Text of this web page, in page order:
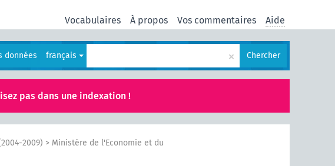
Vocabulaires À propos Vos commentaires Aide
données français × Chercher
pas dans une indexation !
2009) > Ministère de l'Economie et du